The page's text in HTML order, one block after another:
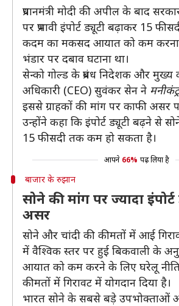
प्रधानमंत्री मोदी की अपील के बाद
पर प्रभावी इंपोर्ट ड्यूटी बढ़ाकर 15
कदम का मकसद आयात को कम करना
भंडार पर दबाव घटाना था।
सेन्को गोल्ड के प्रबंध निदेशक और मुख्य
अधिकारी (CEO) सुवंकर सेन ने
इससे ग्राहकों की मांग पर काफी असर
उन्होंने कहा कि इंपोर्ट ड्यूटी बढ़ने से
15 फीसदी तक कम हो सकता है।
आपने 66% पढ़ लिया है
बाजार के रुझान
सोने की मांग पर ज्यादा
असर
सोने और चांदी की कीमतों में आई
में वैश्विक स्तर पर हुई बिकवाली के
आयात को कम करने के लिए घरेलू
कीमतों में गिरावट में योगदान दिया है।
भारत सोने के सबसे बड़े उपभोक्ताओं